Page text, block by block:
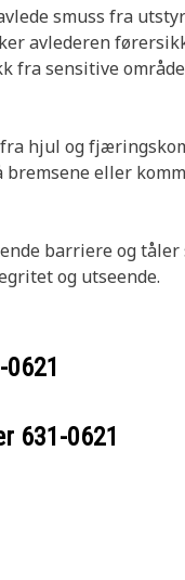
smuss fra
avlederen
fra sensitive
fra hjul og
eller
barriere og
og utseende.
0621
631-0621